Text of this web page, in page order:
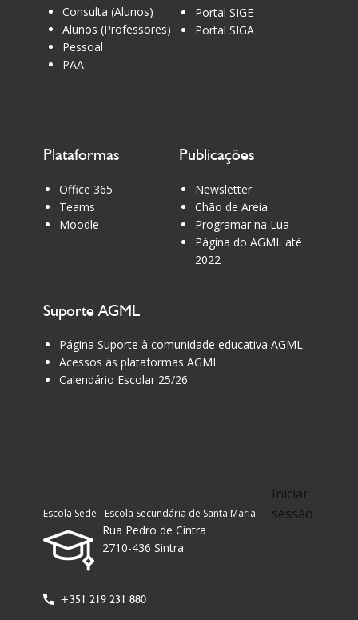
avanço da Humanidade, e lembra também
muitas mulheres que continuam, ainda
hoje, a mudar o mundo.
Consulta (Alunos)
Alunos (Professores)
Pessoal
PAA
Portal SIGE
Portal SIGA
Plataformas
Office 365
Teams
Moodle
Publicações
Newsletter
Chão de Areia
Programar na Lua
Página do AGML até
2022
Suporte AGML
Página Suporte à comunidade educativa AGML
Acessos às plataformas AGML
Calendário Escolar 25/26
Iniciar
sessão
Escola Sede - Escola Secundária de Santa Maria
Rua Pedro de Cintra
2710-436 Sintra
+351 219 231 880